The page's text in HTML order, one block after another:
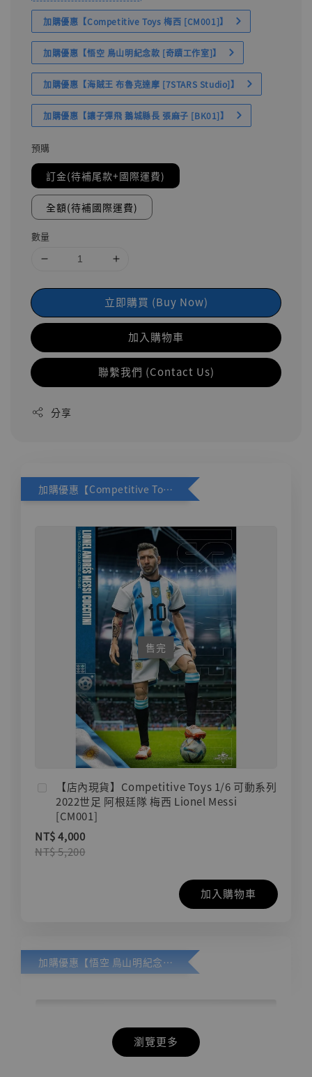
加購優惠【Competitive Toys 梅西 [CM001]】
加購優惠【悟空 鳥山明紀念款 [奇蹟工作室]】
加購優惠【海賊王 布魯克達摩 [7STARS Studio]】
加購優惠【讓子彈飛 鵝城縣長 張麻子 [BK01]】
預購
訂金(待補尾款+國際運費)
全額(待補國際運費)
數量
立即購買 (Buy Now)
加入購物車
聯繫我們 (Contact Us)
分享
加購優惠【Competitive Toys 梅西 [CM001]】
售完
【店內現貨】Competitive Toys 1/6 可動系列
2022世足 阿根廷隊 梅西 Lionel Messi
[CM001]
NT$ 4,000
NT$ 5,200
加入購物車
加購優惠【悟空 鳥山明紀念款 [奇蹟工作室]】
瀏覽更多